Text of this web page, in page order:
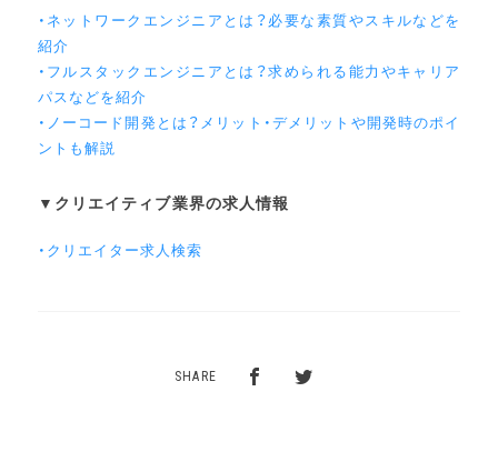
・ネットワークエンジニアとは？必要な素質やスキルなどを
紹介
・フルスタックエンジニアとは？求められる能力やキャリア
パスなどを紹介
・ノーコード開発とは？メリット・デメリットや開発時のポイ
ントも解説
▼クリエイティブ業界の求人情報
・クリエイター求人検索
SHARE